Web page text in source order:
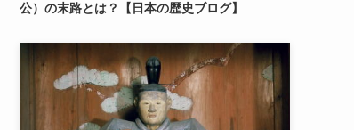
公）の末路とは？【日本の歴史ブログ】